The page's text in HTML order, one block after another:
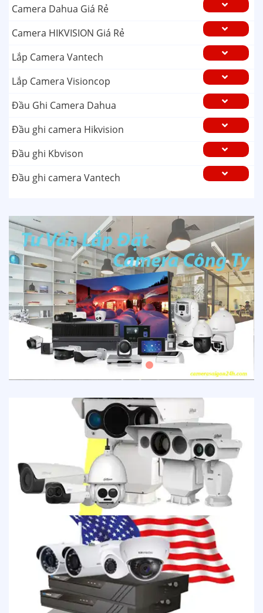
Camera Dahua Giá Rẻ
Camera HIKVISION Giá Rẻ
Lắp Camera Vantech
Lắp Camera Visioncop
Đầu Ghi Camera Dahua
Đầu ghi camera Hikvision
Đầu ghi Kbvison
Đầu ghi camera Vantech